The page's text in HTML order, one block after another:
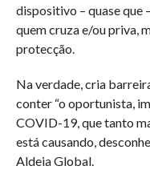
dispositivo – quase que
quem cruza e/ou priva,
protecção.
Na verdade, cria
conter “o oportunista,
COVID-19, que tanto
está causando,
Aldeia Global.